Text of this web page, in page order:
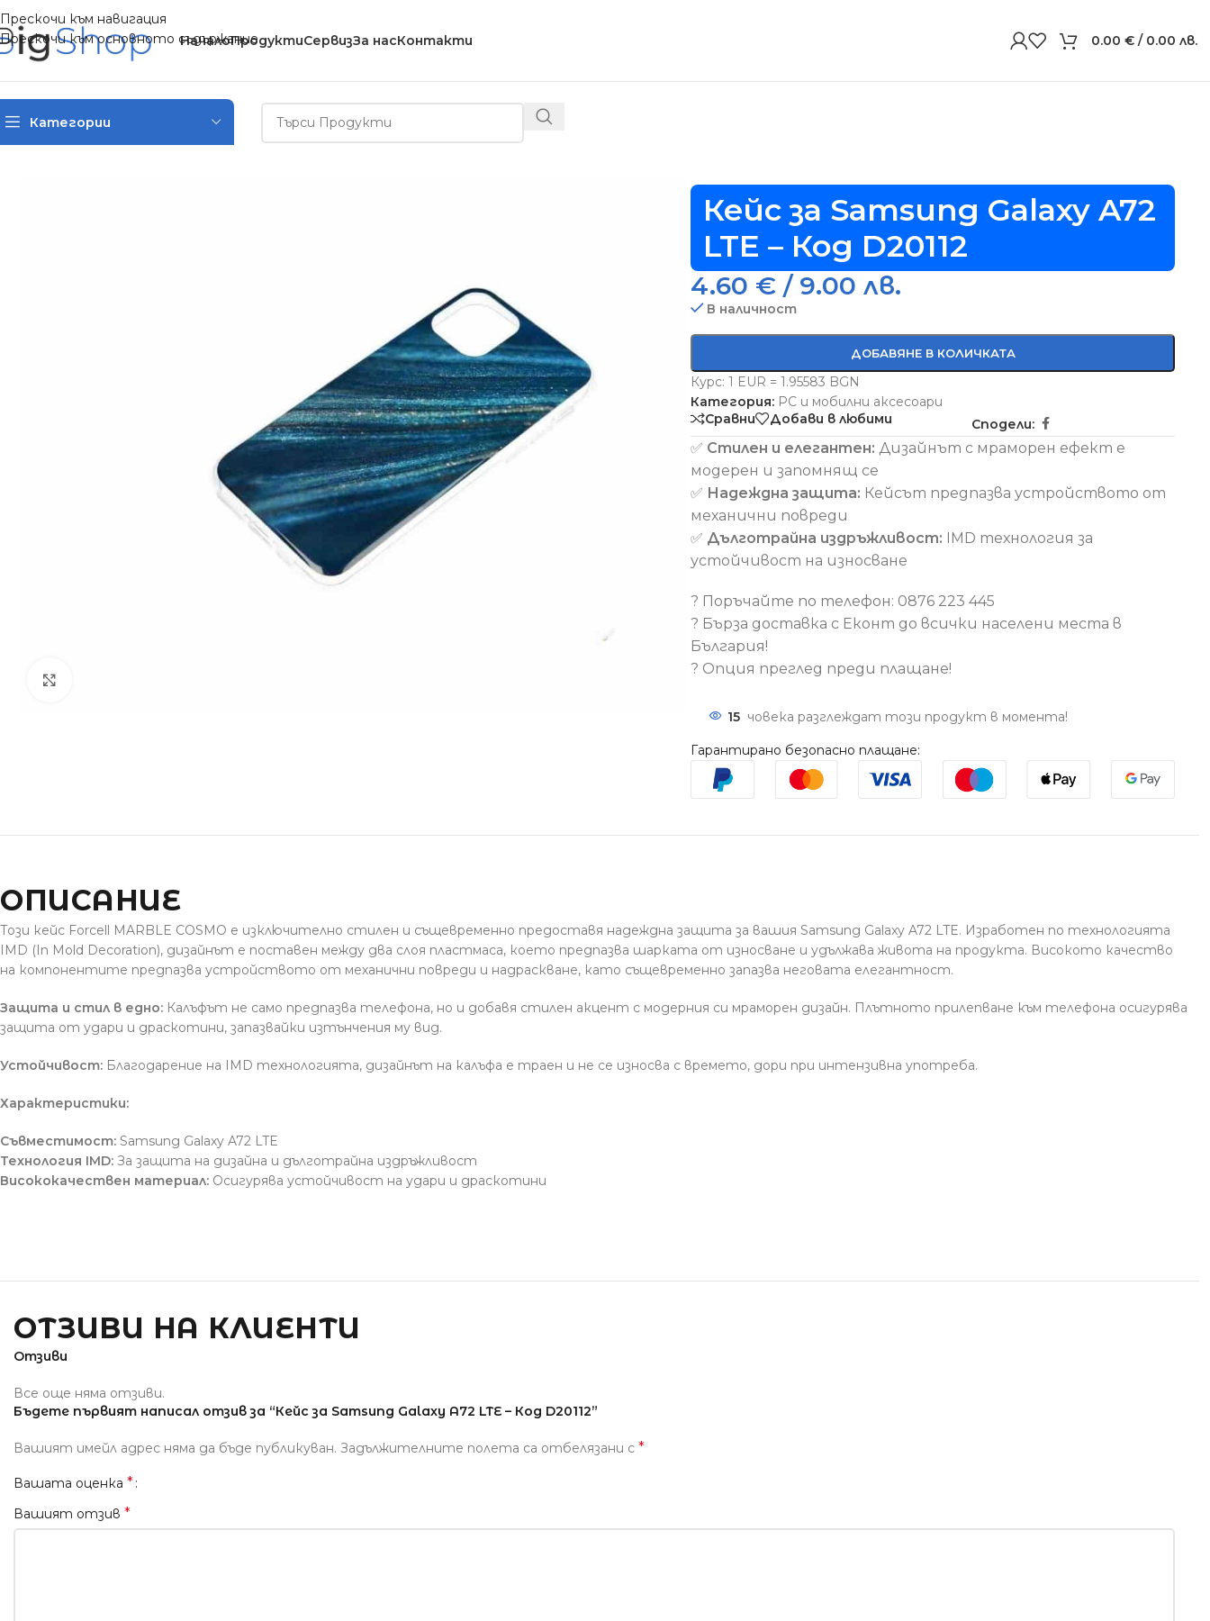
Прескочи към навигация
Прескочи към основното съдържание
НачалоПродуктиСервизЗа насКонтакти 0.00 € / 0.00 лв.
Категории
Кейс за Samsung Galaxy A72
LTE – Код D20112
4.60 € / 9.00 лв.
В наличност
ДОБАВЯНЕ В КОЛИЧКАТА
Курс: 1 EUR = 1.95583 BGN
Категория: PC и мобилни аксесоари
Сравни
Добави в любими Сподели:
✅ Стилен и елегантен: Дизайнът с мраморен ефект е
модерен и запомнящ се
✅ Надеждна защита: Кейсът предпазва устройството от
механични повреди
✅ Дълготрайна издръжливост: IMD технология за
устойчивост на износване
? Поръчайте по телефон: 0876 223 445
? Бърза доставка с Еконт до всички населени места в
България!
? Опция преглед преди плащане!
15 човека разглеждат този продукт в момента!
Гарантирано безопасно плащане:
ОПИСАНИЕ
Този кейс Forcell MARBLE COSMO е изключително стилен и същевременно предоставя надеждна защита за вашия Samsung Galaxy A72 LTE. Изработен по технологията
IMD (In Mold Decoration), дизайнът е поставен между два слоя пластмаса, което предпазва шарката от износване и удължава живота на продукта. Високото качество
на компонентите предпазва устройството от механични повреди и надраскване, като същевременно запазва неговата елегантност.
Защита и стил в едно: Калъфът не само предпазва телефона, но и добавя стилен акцент с модерния си мраморен дизайн. Плътното прилепване към телефона осигурява
защита от удари и драскотини, запазвайки изтънчения му вид.
Устойчивост: Благодарение на IMD технологията, дизайнът на калъфа е траен и не се износва с времето, дори при интензивна употреба.
Характеристики:
Съвместимост: Samsung Galaxy A72 LTE
Технология IMD: За защита на дизайна и дълготрайна издръжливост
Висококачествен материал: Осигурява устойчивост на удари и драскотини
ОТЗИВИ НА КЛИЕНТИ
Отзиви
Все още няма отзиви.
Бъдете първият написал отзив за “Кейс за Samsung Galaxy A72 LTE – Код D20112”
Вашият имейл адрес няма да бъде публикуван. Задължителните полета са отбелязани с *
Вашата оценка *
Вашият отзив *